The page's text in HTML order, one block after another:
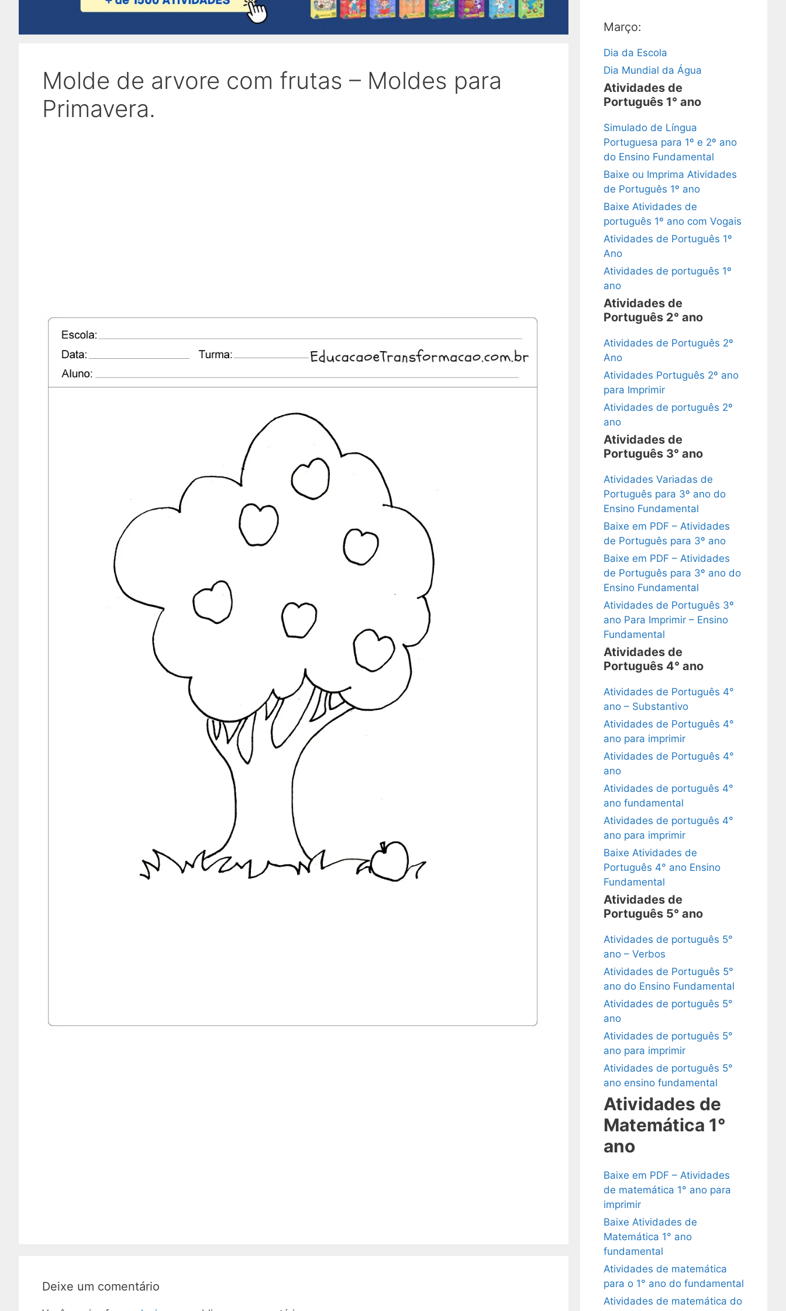
Molde de arvore com frutas – Moldes para
Primavera.
Deixe um comentário
Março:
Dia da Escola
Dia Mundial da Água
Atividades de
Português 1° ano
Simulado de Língua
Portuguesa para 1º e 2º ano
do Ensino Fundamental
Baixe ou Imprima Atividades
de Português 1º ano
Baixe Atividades de
português 1º ano com Vogais
Atividades de Português 1º
Ano
Atividades de português 1º
ano
Atividades de
Português 2° ano
Atividades de Português 2º
Ano
Atividades Português 2º ano
para Imprimir
Atividades de português 2º
ano
Atividades de
Português 3° ano
Atividades Variadas de
Português para 3º ano do
Ensino Fundamental
Baixe em PDF – Atividades
de Português para 3º ano
Baixe em PDF – Atividades
de Português para 3º ano do
Ensino Fundamental
Atividades de Português 3º
ano Para Imprimir – Ensino
Fundamental
Atividades de
Português 4° ano
Atividades de Português 4°
ano – Substantivo
Atividades de Português 4°
ano para imprimir
Atividades de Português 4°
ano
Atividades de português 4°
ano fundamental
Atividades de português 4°
ano para imprimir
Baixe Atividades de
Português 4° ano Ensino
Fundamental
Atividades de
Português 5° ano
Atividades de português 5°
ano – Verbos
Atividades de Português 5°
ano do Ensino Fundamental
Atividades de português 5°
ano
Atividades de português 5°
ano para imprimir
Atividades de português 5°
ano ensino fundamental
Atividades de
Matemática 1°
ano
Baixe em PDF – Atividades
de matemática 1° ano para
imprimir
Baixe Atividades de
Matemática 1° ano
fundamental
Atividades de matemática
para o 1° ano do fundamental
Atividades de matemática do